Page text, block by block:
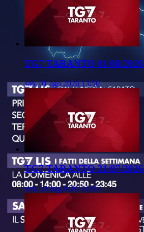
TG7 TARANTO 01/08/2026
sab, 01 ago 2026 13:50
TG7 TARANTO 31/07/2026
ven, 31 lug 2026 14:05